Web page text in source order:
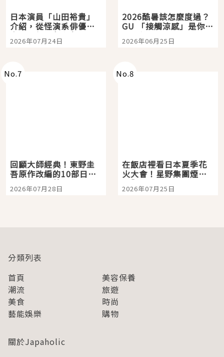
日本演員「山田裕貴」
介紹，從怪演系俳優走
向國民級日劇主角
2026年07月24日
2026酷暑該怎麼度過？
GU 「接觸涼感」是你的
夏日救星
2026年06月25日
No.7
回顧大師經典！東野圭
吾原作改編的10部日本
影視作品推薦
2026年07月28日
No.8
在飯店裡看日本夏季花
火大會！星野集團煙火
景觀飯店6選，讓你不用
人擠人悠閒欣賞
2026年07月25日
分類列表
首頁
美容保養
潮流
旅遊
美食
時尚
藝能娛樂
購物
關於Japaholic